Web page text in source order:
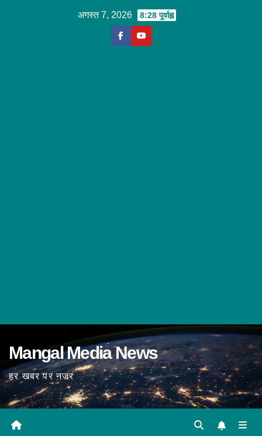
अगस्त 7, 2026 8:28 पूर्वाह्न
Mangal Media News
हर खबर पर नजर